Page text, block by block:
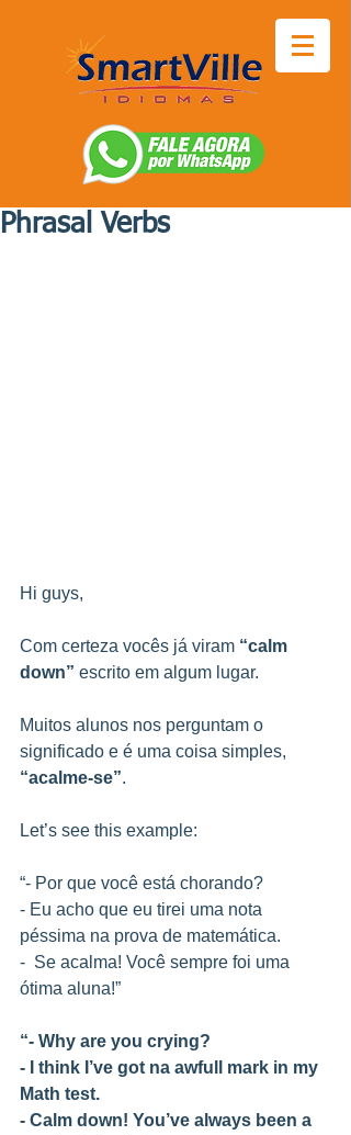
Phrasal Verbs
Hi guys,
Com certeza vocês já viram “calm
down” escrito em algum lugar.
Muitos alunos nos perguntam o
significado e é uma coisa simples,
“acalme-se”.
Let’s see this example:
“- Por que você está chorando?
- Eu acho que eu tirei uma nota
péssima na prova de matemática.
-  Se acalma! Você sempre foi uma
ótima aluna!”
“- Why are you crying?
- I think I’ve got na awfull mark in my
Math test.
- Calm down! You’ve always been a